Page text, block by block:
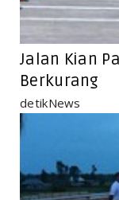
Jalan Kian
Berkurang
detikNews